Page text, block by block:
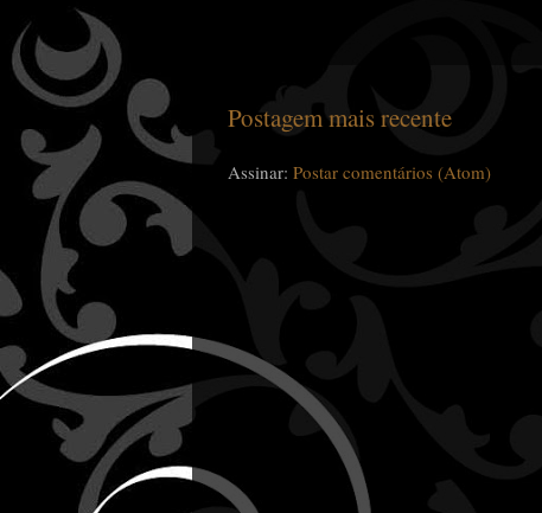
Postagem mais recente
Assinar: Postar comentários (Atom)